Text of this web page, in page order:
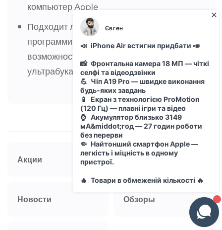
компьютер Apple
Подходит ли MacBook Air для
программирования в 2026 году: разбор
возможностей и скрытого потенциала
ультрабука
Рубрики
Акции Для Бизнеса
Новости Обзоры